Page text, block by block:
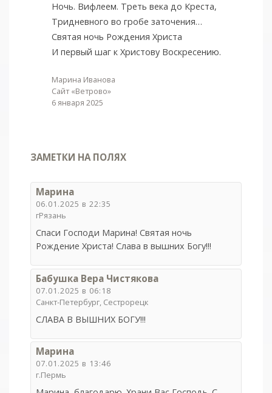
Ночь. Вифлеем. Треть века до Креста,
Тридневного во гробе заточения…
Святая ночь Рождения Христа
И первый шаг к Христову Воскресению.
Марина Иванова
Сайт «Ветрово»
6 января 2025
ЗАМЕТКИ НА ПОЛЯХ
Марина
06.01.2025 в 22:35
гРязань
Спаси Господи Марина! Святая ночь
Рождение Христа! Слава в вышних Богу!!!
Бабушка Вера Чистякова
07.01.2025 в 06:18
Санкт-Петербург, Сестрорецк
СЛАВА В ВЫШНИХ БОГУ!!!
Марина
07.01.2025 в 13:46
г.Пермь